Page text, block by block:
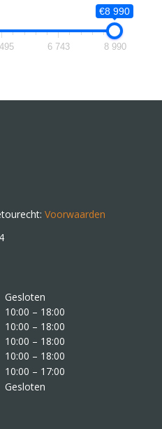
€8 990
6 743 8 990
Voorwaarden
Gesloten
10:00 – 18:00
10:00 – 18:00
10:00 – 18:00
10:00 – 18:00
10:00 – 17:00
Gesloten